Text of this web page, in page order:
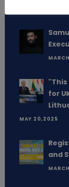
for
MAY 20,2025
and